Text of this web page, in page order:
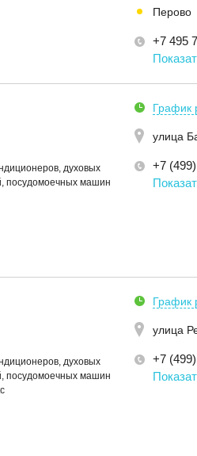
Перово
+7 495
духовых
посудомоечных машин
График
улица
+7
духовых
посудомоечных машин
График
улица
+7